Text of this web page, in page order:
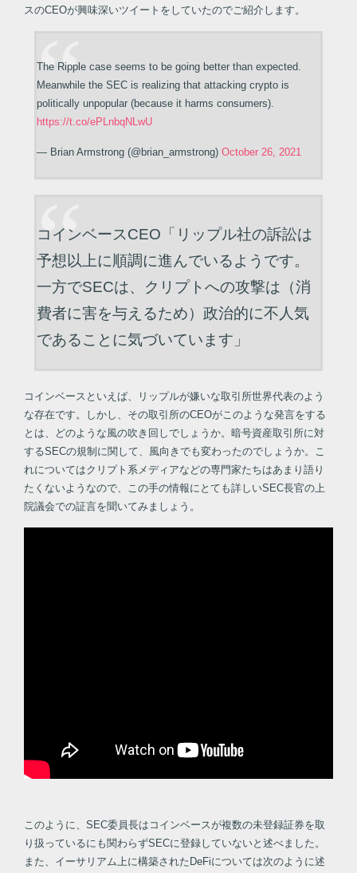
スのCEOが興味深いツイートをしていたのでご紹介します。
The Ripple case seems to be going better than expected.
Meanwhile the SEC is realizing that attacking crypto is
politically unpopular (because it harms consumers).
https://t.co/ePLnbqNLwU
— Brian Armstrong (@brian_armstrong) October 26, 2021
コインベースCEO「リップル社の訴訟は
予想以上に順調に進んでいるようです。
一方でSECは、クリプトへの攻撃は（消
費者に害を与えるため）政治的に不人気
であることに気づいています」
コインベースといえば、リップルが嫌いな取引所世界代表のよう
な存在です。しかし、その取引所のCEOがこのような発言をする
とは、どのような風の吹き回しでしょうか。暗号資産取引所に対
するSECの規制に関して、風向きでも変わったのでしょうか。こ
れについてはクリプト系メディアなどの専門家たちはあまり語り
たくないようなので、この手の情報にとても詳しいSEC長官の上
院議会での証言を聞いてみましょう。
このように、SEC委員長はコインベースが複数の未登録証券を取
り扱っているにも関わらずSECに登録していないと述べました。
また、イーサリアム上に構築されたDeFiについては次のように述